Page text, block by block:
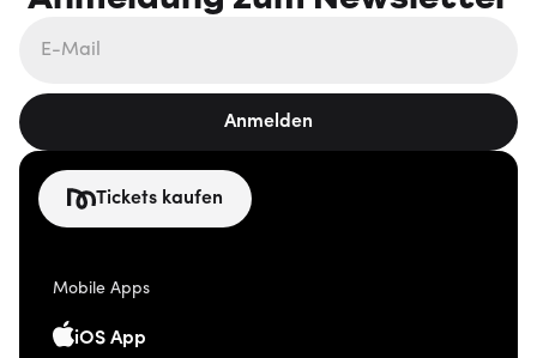
Anmelden
Tickets kaufen
Mobile Apps
iOS App